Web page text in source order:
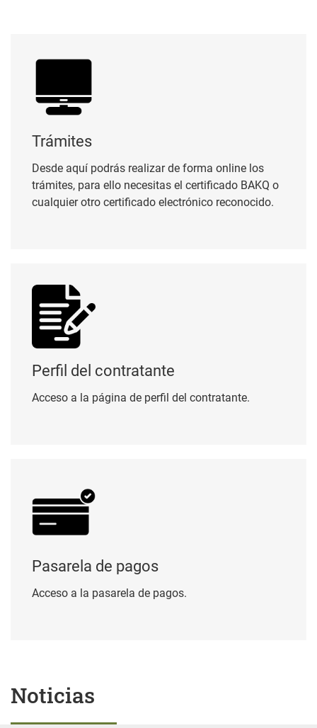
Trámites
Desde aquí podrás realizar de forma online los
trámites, para ello necesitas el certificado BAKQ o
cualquier otro certificado electrónico reconocido.
Perfil del contratante
Acceso a la página de perfil del contratante.
Pasarela de pagos
Acceso a la pasarela de pagos.
Noticias